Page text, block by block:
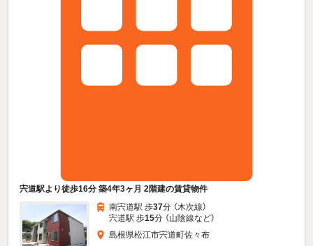
宍道駅より徒歩16分 築4年3ヶ月 2階建の賃貸物件
南宍道駅 歩37分 （木次線）
宍道駅 歩15分 （山陰線など）
島根県松江市宍道町佐々布